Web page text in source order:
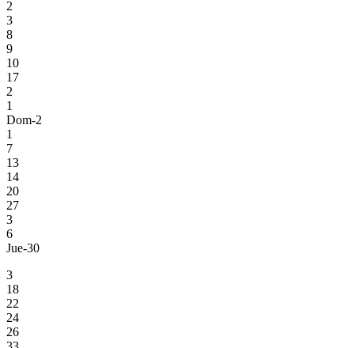
2
3
8
9
10
17
2
1
Dom-2
1
7
13
14
20
27
3
6
Jue-30
3
18
22
24
26